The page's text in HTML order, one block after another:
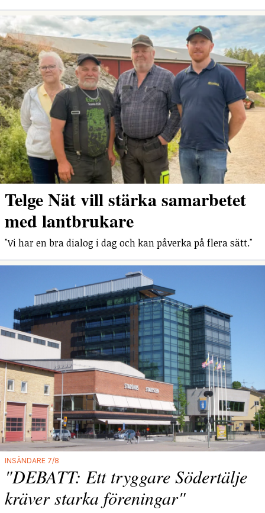
Telge Nät vill stärka samarbetet
med lantbrukare
"Vi har en bra dialog i dag och kan påverka på flera sätt."
INSÄNDARE 7/8
"DEBATT: Ett tryggare Södertälje
kräver starka föreningar"